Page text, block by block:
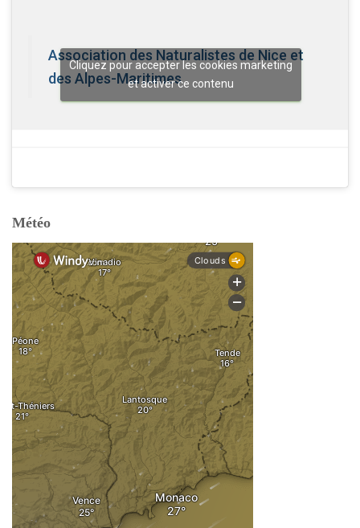
Association des Naturalistes de Nice et
des Alpes-Maritimes
Cliquez pour accepter les cookies marketing
et activer ce contenu
Météo